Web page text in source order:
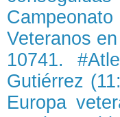
Veteranos
10741.
Gutiérrez
Europa